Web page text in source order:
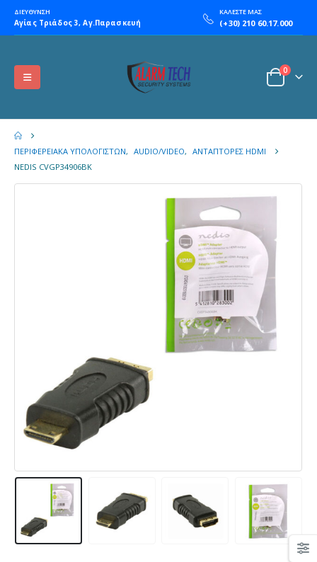
ΔΙΕΥΘΥΝΣΗ
Αγίας Τριάδος 3, Αγ.Παρασκευή
ΚΑΛΕΣΤΕ ΜΑΣ
(+30) 210 60.17.000
0
ΠΕΡΙΦΕΡΕΙΑΚΆ ΥΠΟΛΟΓΙΣΤΏΝ, AUDIO/VIDEO, ΑΝΤΆΠΤΟΡΕΣ HDMI
NEDIS CVGP34906BK